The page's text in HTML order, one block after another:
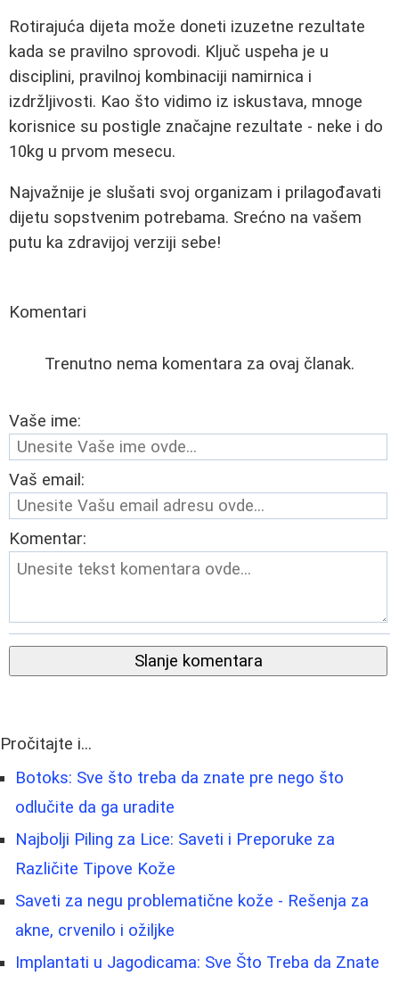
Rotirajuća dijeta može doneti izuzetne rezultate
kada se pravilno sprovodi. Ključ uspeha je u
disciplini, pravilnoj kombinaciji namirnica i
izdržljivosti. Kao što vidimo iz iskustava, mnoge
korisnice su postigle značajne rezultate - neke i do
10kg u prvom mesecu.
Najvažnije je slušati svoj organizam i prilagođavati
dijetu sopstvenim potrebama. Srećno na vašem
putu ka zdravijoj verziji sebe!
Komentari
Trenutno nema komentara za ovaj članak.
Vaše ime:
Vaš email:
Komentar:
Slanje komentara
Pročitajte i...
Botoks: Sve što treba da znate pre nego što
odlučite da ga uradite
Najbolji Piling za Lice: Saveti i Preporuke za
Različite Tipove Kože
Saveti za negu problematične kože - Rešenja za
akne, crvenilo i ožiljke
Implantati u Jagodicama: Sve Što Treba da Znate